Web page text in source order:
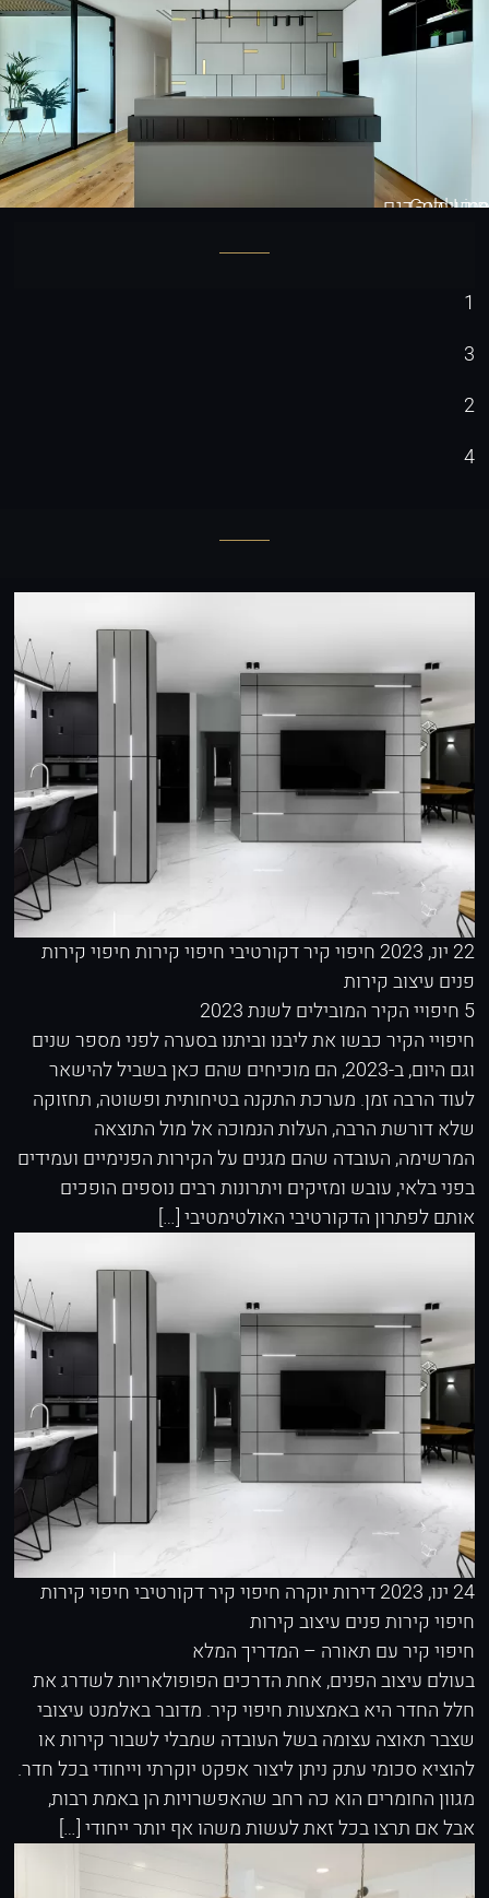
חיפוי קיר דגם
Gold Line
1
3
2
4
22 יונ, 2023 חיפוי קיר דקורטיביחיפוי קירותחיפוי קירות
פנים עיצוב קירות
5 חיפויי הקיר המובילים לשנת 2023
חיפויי הקיר כבשו את ליבנו וביתנו בסערה לפני מספר שנים
וגם היום, ב-2023, הם מוכיחים שהם כאן בשביל להישאר
לעוד הרבה זמן. מערכת התקנה בטיחותית ופשוטה, תחזוקה
שלא דורשת הרבה, העלות הנמוכה אל מול התוצאה
המרשימה, העובדה שהם מגנים על הקירות הפנימיים ועמידים
בפני בלאי, עובש ומזיקים ויתרונות רבים נוספים הופכים
אותם לפתרון הדקורטיבי האולטימטיבי […]
24 ינו, 2023 דירות יוקרה חיפוי קיר דקורטיביחיפוי קירות
חיפוי קירות פנים עיצוב קירות
חיפוי קיר עם תאורה – המדריך המלא
בעולם עיצוב הפנים, אחת הדרכים הפופולאריות לשדרג את
חלל החדר היא באמצעות חיפוי קיר. מדובר באלמנט עיצובי
שצבר תאוצה עצומה בשל העובדה שמבלי לשבור קירות או
להוציא סכומי עתק ניתן ליצור אפקט יוקרתי וייחודי בכל חדר.
מגוון החומרים הוא כה רחב שהאפשרויות הן באמת רבות,
אבל אם תרצו בכל זאת לעשות משהו אף יותר ייחודי […]